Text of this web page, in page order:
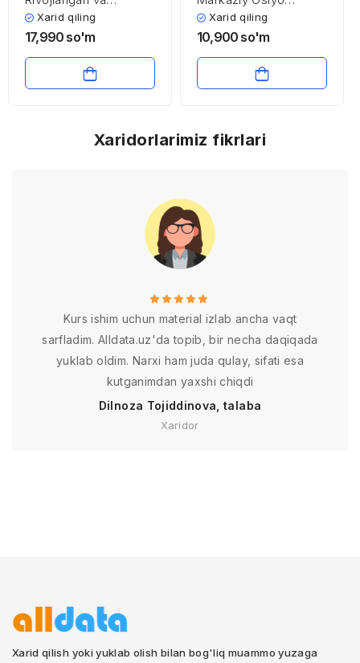
rivojlanayotgan
mamlakatlarning to’lov
Xarid qiling
17,990 so'm
davlatlari iqtisodiy
integratsiyasi
muammolarining
xususiyatlari
Xarid qiling
10,900 so'm
Xaridorlarimiz fikrlari
Kurs ishim uchun material izlab ancha vaqt
sarfladim. Alldata.uz'da topib, bir necha daqiqada
yuklab oldim. Narxi ham juda qulay, sifati esa
kutganimdan yaxshi chiqdi
Dilnoza Tojiddinova, talaba
Xaridor
Xarid qilish yoki yuklab olish bilan bog'liq muammo yuzaga